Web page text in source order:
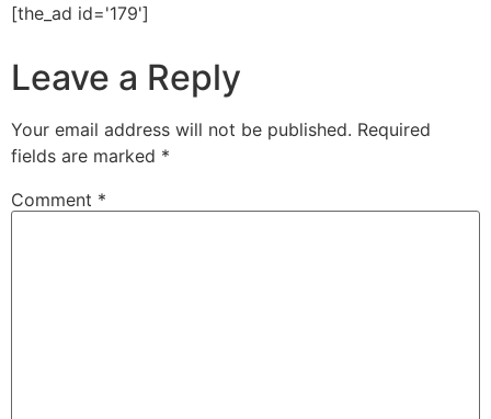
[the_ad id='179']
Leave a Reply
Your email address will not be published. Required
fields are marked *
Comment *